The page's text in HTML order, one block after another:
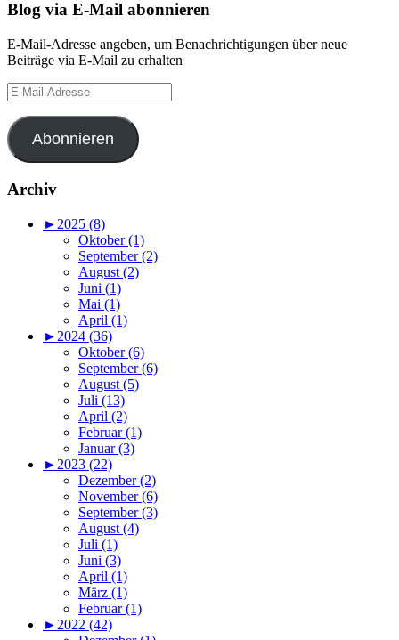
Blog via E-Mail abonnieren
E-Mail-Adresse angeben, um Benachrichtigungen über neue
Beiträge via E-Mail zu erhalten
E-
Mail-
Adresse
Abonnieren
Archiv
► 2025 (8)
Oktober (1)
September (2)
August (2)
Juni (1)
Mai (1)
April (1)
► 2024 (36)
Oktober (6)
September (6)
August (5)
Juli (13)
April (2)
Februar (1)
Januar (3)
► 2023 (22)
Dezember (2)
November (6)
September (3)
August (4)
Juli (1)
Juni (3)
April (1)
März (1)
Februar (1)
► 2022 (42)